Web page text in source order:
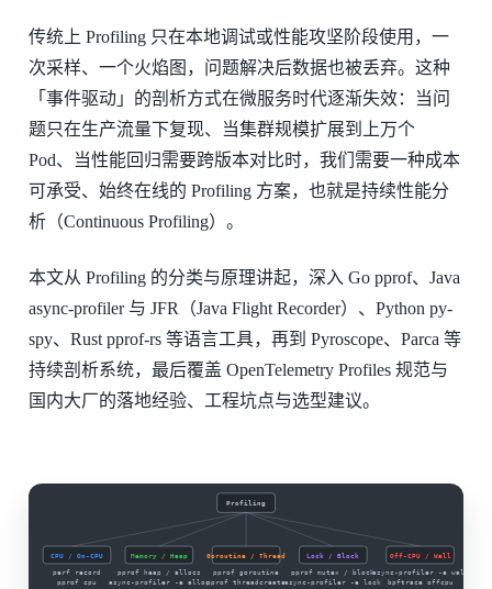
传统上 Profiling 只在本地调试或性能攻坚阶段使用，一
次采样、一个火焰图，问题解决后数据也被丢弃。这种
「事件驱动」的剖析方式在微服务时代逐渐失效：当问
题只在生产流量下复现、当集群规模扩展到上万个
Pod、当性能回归需要跨版本对比时，我们需要一种成本
可承受、始终在线的 Profiling 方案，也就是持续性能分
析（Continuous Profiling）。
本文从 Profiling 的分类与原理讲起，深入 Go pprof、Java
async-profiler 与 JFR（Java Flight Recorder）、Python py-
spy、Rust pprof-rs 等语言工具，再到 Pyroscope、Parca 等
持续剖析系统，最后覆盖 OpenTelemetry Profiles 规范与
国内大厂的落地经验、工程坑点与选型建议。